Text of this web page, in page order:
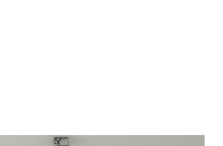
eta lidergoa